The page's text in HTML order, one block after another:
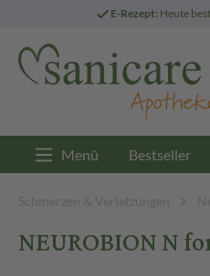
E-Rezept: Heute
Menü Bestseller
Schmerzen & Verletzungen
NEUROBION N